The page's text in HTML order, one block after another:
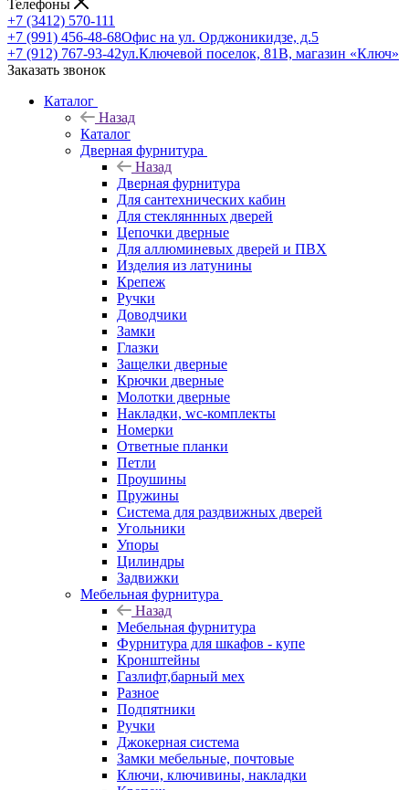
Телефоны
+7 (3412) 570-111
+7 (991) 456-48-68Офис на ул. Орджоникидзе, д.5
+7 (912) 767-93-42ул.Ключевой поселок, 81В, магазин «Ключ»
Заказать звонок
Каталог
Назад
Каталог
Дверная фурнитура
Назад
Дверная фурнитура
Для сантехнических кабин
Для стекляннных дверей
Цепочки дверные
Для аллюминевых дверей и ПВХ
Изделия из латунины
Крепеж
Ручки
Доводчики
Замки
Глазки
Защелки дверные
Крючки дверные
Молотки дверные
Накладки, wc-комплекты
Номерки
Ответные планки
Петли
Проушины
Пружины
Система для раздвижных дверей
Угольники
Упоры
Цилиндры
Задвижки
Мебельная фурнитура
Назад
Мебельная фурнитура
Фурнитура для шкафов - купе
Кронштейны
Газлифт,барный мех
Разное
Подпятники
Ручки
Джокерная система
Замки мебельные, почтовые
Ключи, ключивины, накладки